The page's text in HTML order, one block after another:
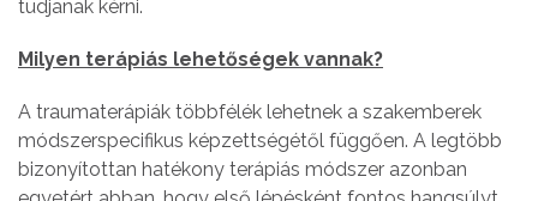
tudjanak kérni.
Milyen terápiás lehetőségek vannak?
A traumaterápiák többfélék lehetnek a szakemberek
módszerspecifikus képzettségétől függően. A legtöbb
bizonyítottan hatékony terápiás módszer azonban